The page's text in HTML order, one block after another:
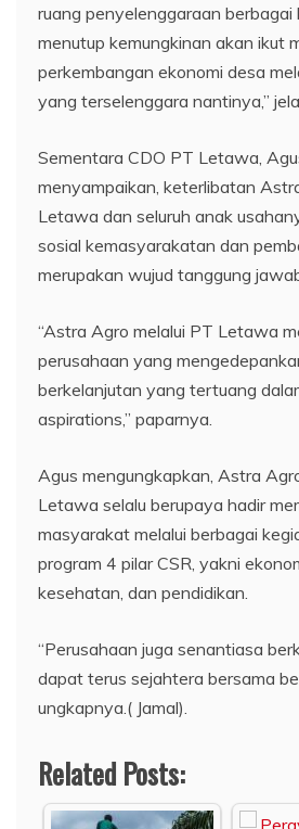
ruang penyelenggaraan
menutup kemungkinan akan ikut
perkembangan ekonomi desa
yang terselenggara nantinya,”
Sementara CDO PT Letawa,
menyampaikan, keterlibatan
Letawa dan seluruh anak
sosial kemasyarakatan dan
merupakan wujud tanggung
“Astra Agro melalui PT Letawa
perusahaan yang
berkelanjutan yang tertuang
aspirations,” paparnya.
Agus mengungkapkan, Astra
Letawa selalu berupaya hadir
masyarakat melalui berbagai
program 4 pilar CSR, yakni
kesehatan, dan pendidikan.
“Perusahaan juga senantiasa
dapat terus sejahtera bersama
ungkapnya.( Jamal).
Related Posts: